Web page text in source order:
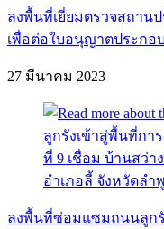
ลงพื้นที่เยี่ยมตรวจสถาน
เพื่อต่อใบอนุญาตประกอ
27 มีนาคม 2023
ลงพื้นที่ซ่อมแซมถนนลูกรั